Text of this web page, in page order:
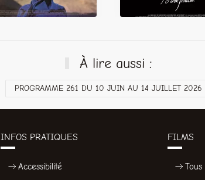
À lire aussi :
PROGRAMME 261 DU 10 JUIN AU 14 JUILLET 2026
INFOS PRATIQUES
Accessibilité
FILMS